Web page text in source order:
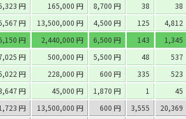
円 165,000 円 8,700 円 38
38
円 13,500,000 円 4,500 円 125
4,812
円 2,440,000 円 6,500 円 143
1,345
円 500,000 円 5,500 円 48
537
円 228,000 円 600 円 335
523
円 45,000 円 1,870 円 1
45
円 13,500,000 円 600 円 3,555
20,369